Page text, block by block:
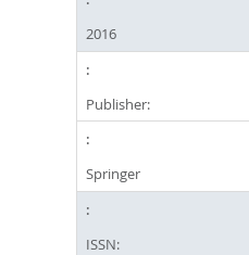
2016
Publisher:
Springer
ISSN: